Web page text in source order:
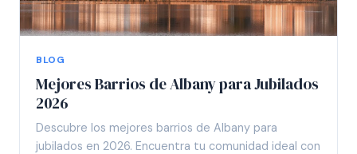
BLOG
Mejores Barrios de Albany para Jubilados
2026
Descubre los mejores barrios de Albany para
jubilados en 2026. Encuentra tu comunidad ideal con